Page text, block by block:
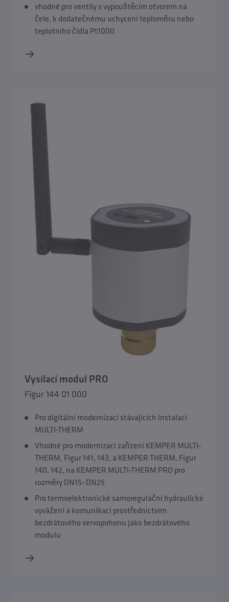
vhodné pro ventily s vypouštěcím otvorem na
čele, k dodatečnému uchycení teploměru nebo
teplotního čidla Pt1000
Vysílací modul PRO
Figur 144 01 000
Pro digitální modernizaci stávajících instalací
MULTI-THERM
Vhodné pro modernizaci zařízení KEMPER MULTI-
THERM, Figur 141, 143, a KEMPER THERM, Figur
140, 142, na KEMPER MULTI-THERM PRO pro
rozměry DN15–DN25
Pro termoelektronické samoregulační hydraulické
vyvážení a komunikaci prostřednictvím
bezdrátového servopohonu jako bezdrátového
modulu